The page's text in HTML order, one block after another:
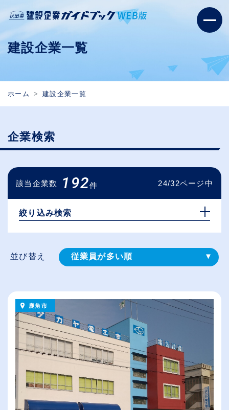
建設企業一覧
ホーム 建設企業一覧
企業検索
該当企業数 192件 24/32ページ中
絞り込み検索
並び替え 従業員が多い順
給与が高い順
（⾼卒の給与を基準）
休日数が多い順
鹿角市